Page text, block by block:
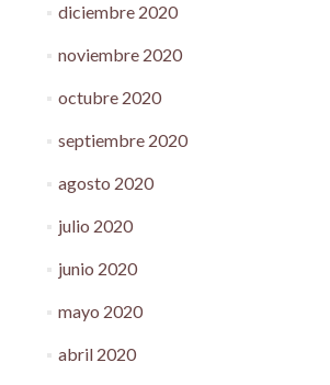
diciembre 2020
noviembre 2020
octubre 2020
septiembre 2020
agosto 2020
julio 2020
junio 2020
mayo 2020
abril 2020